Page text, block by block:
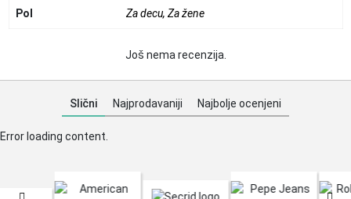
Pol Za decu, Za žene
Još nema recenzija.
Slični Najprodavaniji Najbolje ocenjeni
Error loading content.